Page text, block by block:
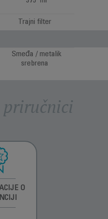
Trajni filter
Smeđa / metalik
srebrena
O